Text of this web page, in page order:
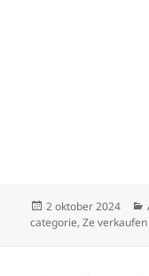
Geplaatst
op
2 oktober 2024
categorie,Ze verkaufen